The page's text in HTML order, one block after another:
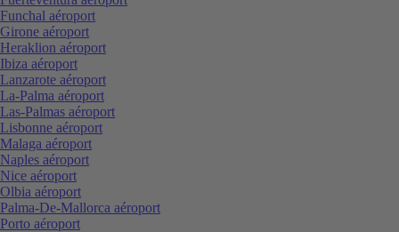
Funchal aéroport
Girone aéroport
Heraklion aéroport
Ibiza aéroport
Lanzarote aéroport
La-Palma aéroport
Las-Palmas aéroport
Lisbonne aéroport
Malaga aéroport
Naples aéroport
Nice aéroport
Olbia aéroport
Palma-De-Mallorca aéroport
Porto aéroport